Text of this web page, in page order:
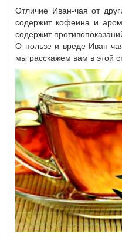
Отличие Иван-чая от
содержит кофеина и
содержит
О пользе и вреде Иван-
мы расскажем вам в этой